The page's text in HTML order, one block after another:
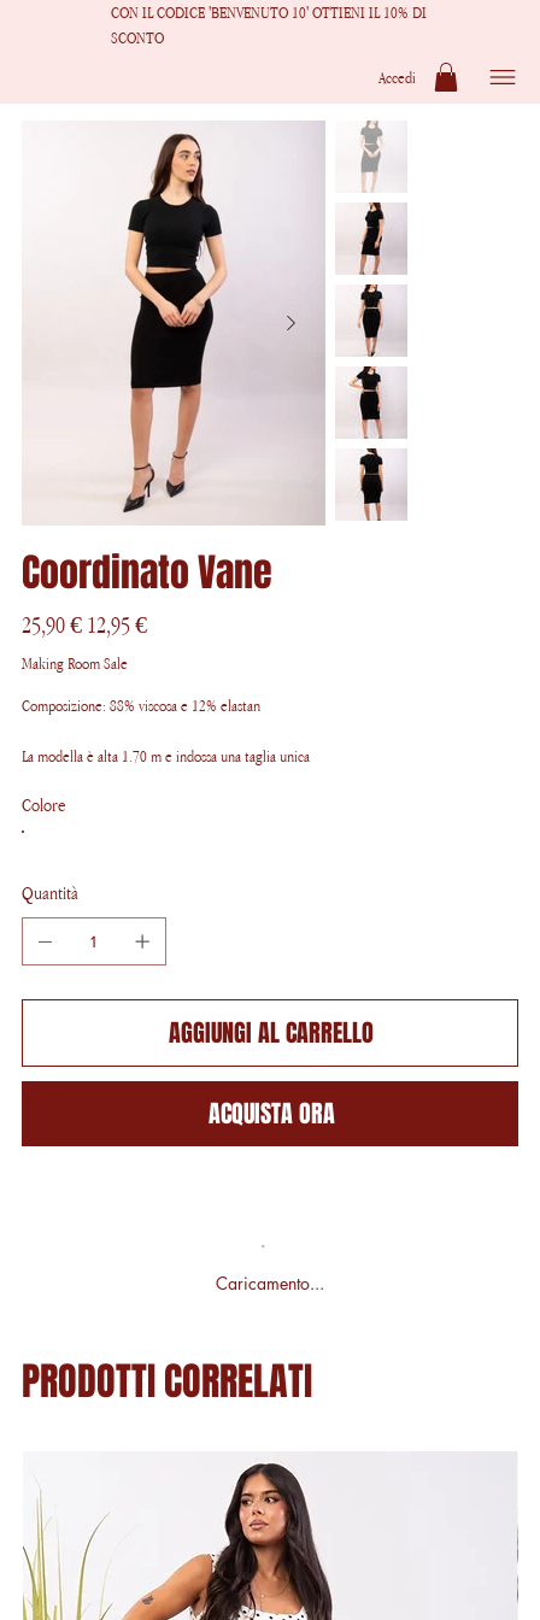
CON IL CODICE 'BENVENUTO 10' OTTIENI IL 10% DI
SCONTO
Accedi
Coordinato Vane
originale
25,90 €
scontato
12,95 €
Making Room Sale
Composizione: 88% viscosa e 12% elastan
La modella è alta 1.70 m e indossa una taglia unica
Colore
Quantità
AGGIUNGI AL CARRELLO
ACQUISTA ORA
Caricamento...
PRODOTTI CORRELATI